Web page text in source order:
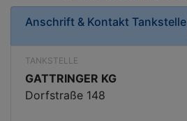
Anschrift & Kontakt Tankstelle
TANKSTELLE
GATTRINGER KG
Dorfstraße 148